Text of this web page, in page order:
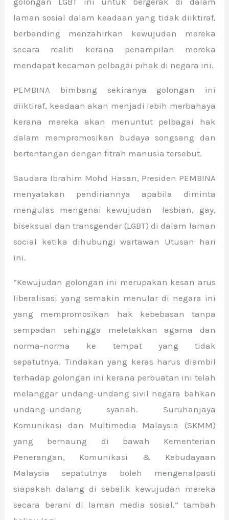
laman sosial dalam keadaan yang tidak diiktiraf,
berbanding menzahirkan kewujudan mereka
secara realiti kerana penampilan mereka
mendapat kecaman pelbagai pihak di negara ini.
PEMBINA bimbang sekiranya golongan ini
diiktiraf, keadaan akan menjadi lebih merbahaya
kerana mereka akan menuntut pelbagai hak
dalam mempromosikan budaya songsang dan
bertentangan dengan fitrah manusia tersebut.
Saudara Ibrahim Mohd Hasan, Presiden PEMBINA
menyatakan pendiriannya apabila diminta
mengulas mengenai kewujudan lesbian, gay,
biseksual dan transgender (LGBT) di dalam laman
social ketika dihubungi wartawan Utusan hari
ini.
“Kewujudan golongan ini merupakan kesan arus
liberalisasi yang semakin menular di negara ini
yang mempromosikan hak kebebasan tanpa
sempadan sehingga meletakkan agama dan
norma-norma ke tempat yang tidak
sepatutnya. Tindakan yang keras harus diambil
terhadap golongan ini kerana perbuatan ini telah
melanggar undang-undang sivil negara bahkan
undang-undang syariah. Suruhanjaya
Komunikasi dan Multimedia Malaysia (SKMM)
yang bernaung di bawah Kementerian
Penerangan, Komunikasi & Kebudayaan
Malaysia sepatutnya boleh mengenalpasti
siapakah dalang di sebalik kewujudan mereka
secara berani di laman media sosial,” tambah